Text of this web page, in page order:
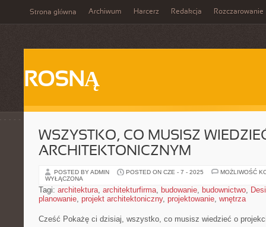
Strona główna Archiwum Harcerz Redakcja Rozczarowanie
ROSNĄ
WSZYSTKO, CO MUSISZ
ARCHITEKTONICZNYM
POSTED BY ADMIN POSTED ON CZE - 7 - 2025
MOŻLIWOŚĆ
WYŁĄCZONA
Tagi: architektura, architekturfirma, budowanie, budownictwo,
planowanie, projekt architektoniczny, projektowanie, wnętrza
Cześć ‌Pokażę ci dzisiaj, wszystko, co musisz wiedzieć o